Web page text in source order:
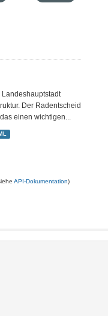
Der Radentscheid
einen wichtigen...
API-Dokumentation)